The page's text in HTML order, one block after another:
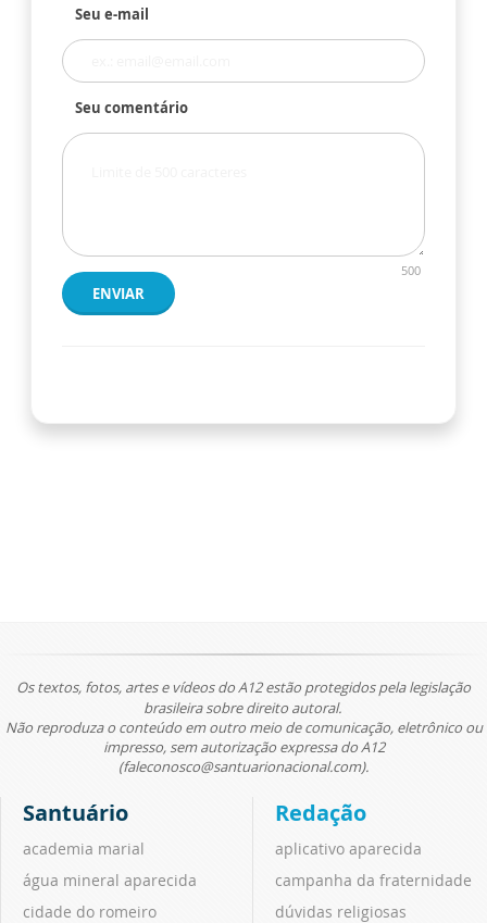
Seu e-mail
Seu comentário
500
ENVIAR
Os textos, fotos, artes e vídeos do A12 estão protegidos pela legislação
brasileira sobre direito autoral.
Não reproduza o conteúdo em outro meio de comunicação, eletrônico ou
impresso, sem autorização expressa do A12
(faleconosco@santuarionacional.com).
Santuário
academia marial
água mineral aparecida
cidade do romeiro
Redação
aplicativo aparecida
campanha da fraternidade
dúvidas religiosas